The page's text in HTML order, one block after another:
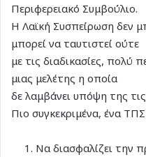
Περιφερειακό Συμβούλιο.
Η Λαϊκή Συσπείρωση δεν
μπορεί να ταυτιστεί ούτε
με τις διαδικασίες, πολύ
μιας μελέτης η οποία
δε λαμβάνει υπόψη της
Πιο συγκεκριμένα, ένα
Να διασφαλίζει την